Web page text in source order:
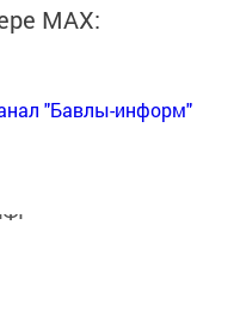
MАХ:
"Бавлы-информ"